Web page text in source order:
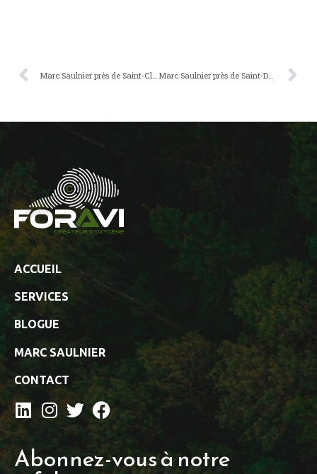
Marc Saulnier près de Saint-Clément Marc Saulnier près de Saint-Dominique-du-Rosaire
ACCUEIL
SERVICES
BLOGUE
MARC SAULNIER
CONTACT
Abonnez-vous à notre